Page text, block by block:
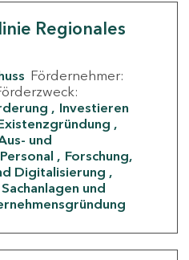
Regionales
Fördernehmer:
Investieren
und
Forschung,
Digitalisierung
und